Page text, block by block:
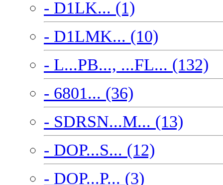
- D1LK... (1)
- D1LMK... (10)
- L...PB..., ...FL... (132)
- 6801... (36)
- SDRSN...M... (13)
- DOP...S... (12)
- DOP...P... (3)